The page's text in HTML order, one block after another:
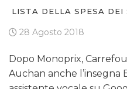
LISTA DELLA SPESA DEI
28 Agosto 2018
Dopo Monoprix,
Auchan anche l’insegna